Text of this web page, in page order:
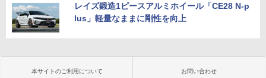
レイズ鍛造1ピースアルミホイール「CE28 N-p
lus」軽量なままに剛性を向上
本サイトのご利用について お問い合わせ